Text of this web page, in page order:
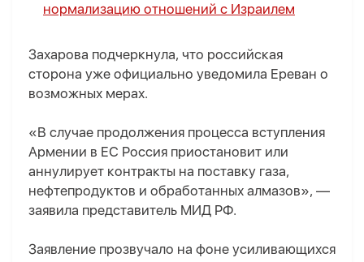
нормализацию отношений с Израилем
Захарова подчеркнула, что российская
сторона уже официально уведомила Ереван о
возможных мерах.
«В случае продолжения процесса вступления
Армении в ЕС Россия приостановит или
аннулирует контракты на поставку газа,
нефтепродуктов и обработанных алмазов», —
заявила представитель МИД РФ.
Заявление прозвучало на фоне усиливающихся